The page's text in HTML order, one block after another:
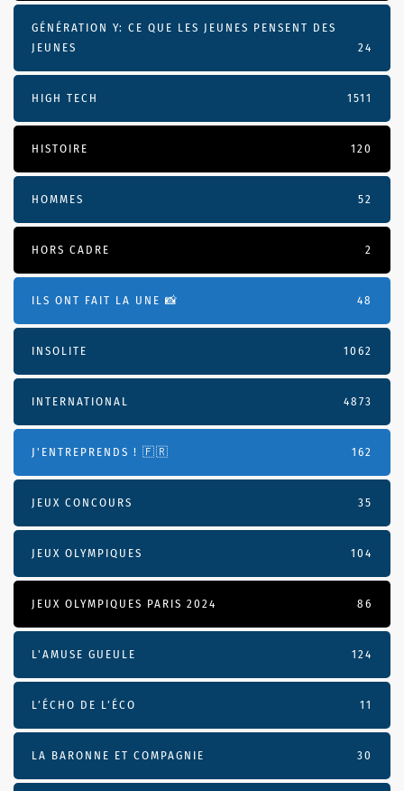
GÉNÉRATION Y: CE QUE LES JEUNES PENSENT DES
JEUNES
24
HIGH TECH 1511
HISTOIRE 120
HOMMES 52
HORS CADRE 2
ILS ONT FAIT LA UNE 📸 48
INSOLITE 1062
INTERNATIONAL 4873
J'ENTREPRENDS ! 🇫🇷 162
JEUX CONCOURS 35
JEUX OLYMPIQUES 104
JEUX OLYMPIQUES PARIS 2024 86
L'AMUSE GUEULE 124
L’ÉCHO DE L’ÉCO 11
LA BARONNE ET COMPAGNIE 30